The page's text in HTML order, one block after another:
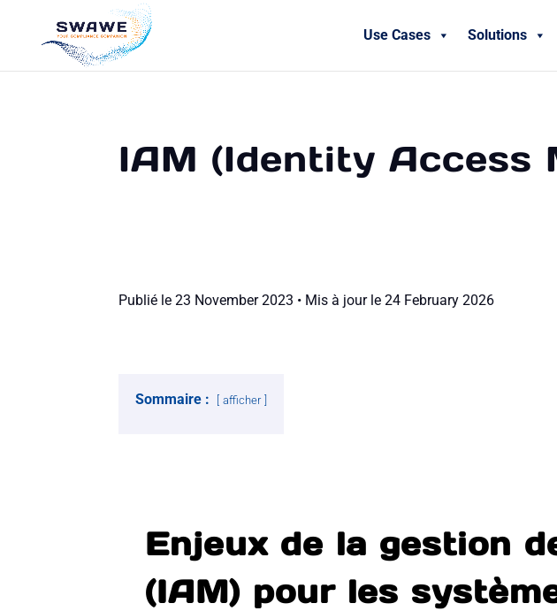
Use Cases Solutions
IAM (Identity Access
Publié le 23 November 2023 • Mis à jour le 24 February 2026
Sommaire : afficher
Enjeux de la gestion
(IAM) pour les